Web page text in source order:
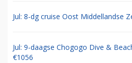
Jul: 8-dg cruise Oost Middellandse
Jul: 9-daagse Chogogo Dive &
€1056